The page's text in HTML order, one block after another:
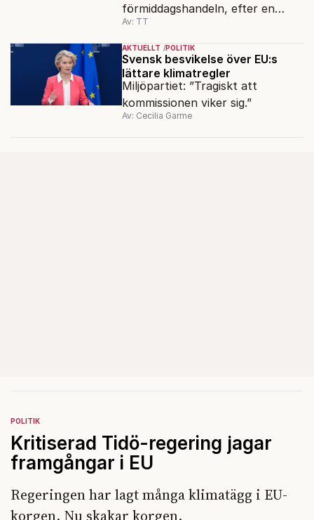
förmiddagshandeln, efter en
inledning nedåt – trots ett högre
oljepris och AI-oro.
Av: TT
AKTUELLT POLITIK
Svensk besvikelse över EU:s
lättare klimatregler
Miljöpartiet: ”Tragiskt att
kommissionen viker sig.”
Av: Cecilia Garme
POLITIK
Kritiserad Tidö-regering jagar
framgångar i EU
Regeringen har lagt många klimatägg i EU-
korgen. Nu skakar korgen.